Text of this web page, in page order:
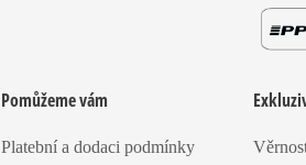
Pomůžeme vám
Platební a dodaci podmínky